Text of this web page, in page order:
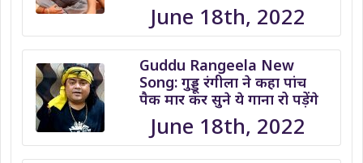
June 18th, 2022
Guddu Rangeela New
Song: गुड्डू रंगीला ने कहा पांच
पैक मार कर सुने ये गाना रो पड़ेंगे
June 18th, 2022